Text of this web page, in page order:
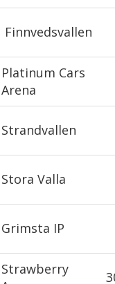
Finnvedsvallen
Platinum Cars
Arena
Strandvallen
Stora Valla
Grimsta IP
Strawberry